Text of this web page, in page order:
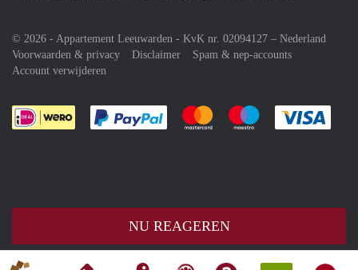
NU REAGEREN
© 2026 - Appartement Leeuwarden - KvK nr. 02094127 – Nederland
Voorwaarden & privacy
Disclaimer
Spam & nep-accounts
Account verwijderen
Je rekent gemakkelijk af met Paypal
Je rekent gemakkelijk af met
Je rekent